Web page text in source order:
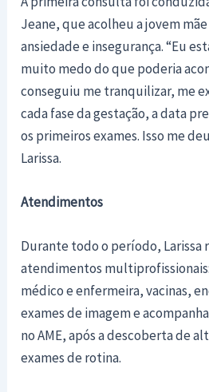
Jeane, que acolheu a jovem
ansiedade e insegurança. “Eu
muito medo do que poderia
conseguiu me tranquilizar, me
cada fase da gestação, a data
os primeiros exames. Isso me
Larissa.
Atendimentos
Durante todo o período, Larissa
atendimentos
médico e enfermeira, vacinas,
exames de imagem e
no AME, após a descoberta de
exames de rotina.